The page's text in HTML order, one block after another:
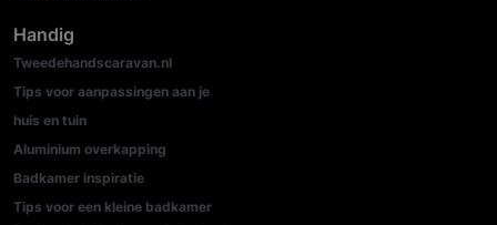
Handig
Tweedehandscaravan.nl
Tips voor aanpassingen aan je
huis en tuin
Aluminium overkapping
Badkamer inspiratie
Tips voor een kleine badkamer